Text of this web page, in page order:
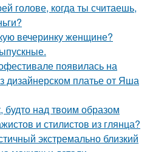
голове, когда ты считаешь,
вечеринку женщине?
появилась на
дизайнерском платье от Яша
будто над твоим образом
и стилистов из глянца?
экстремально близкий